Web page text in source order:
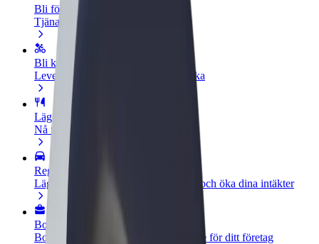
Bli förare
Tjäna pengar på dina egna villkor
Bli kurir
Leverera mat och få betalt varje vecka
Lägg till restaurang eller butik
Nå fler kunder och öka intäkterna
Registrera dig som åkeriägare
Lägg till ditt åkeri på Bolts plattform och öka dina intäkter
Bolt for Business
Bolts produkter och tjänster anpassade för ditt företag